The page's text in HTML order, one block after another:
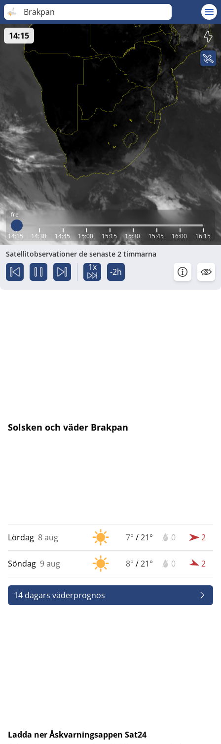
Brakpan
fre
14:15 14:30 14:45 15:00 15:15 15:30 15:45 16:00 16:15
14:15
Satellitobservationer de senaste 2 timmarna
1x -2h
Solsken och väder Brakpan
Lördag 8 aug 7° /21° 0 2
Söndag 9 aug 8° /21° 0 2
14 dagars väderprognos
Ladda ner Åskvarningsappen Sat24